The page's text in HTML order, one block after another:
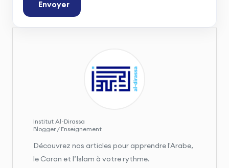
Envoyer
Institut Al-Dirassa
Blogger / Enseignement
Découvrez nos articles pour apprendre l'Arabe,
le Coran et l’Islam à votre rythme.